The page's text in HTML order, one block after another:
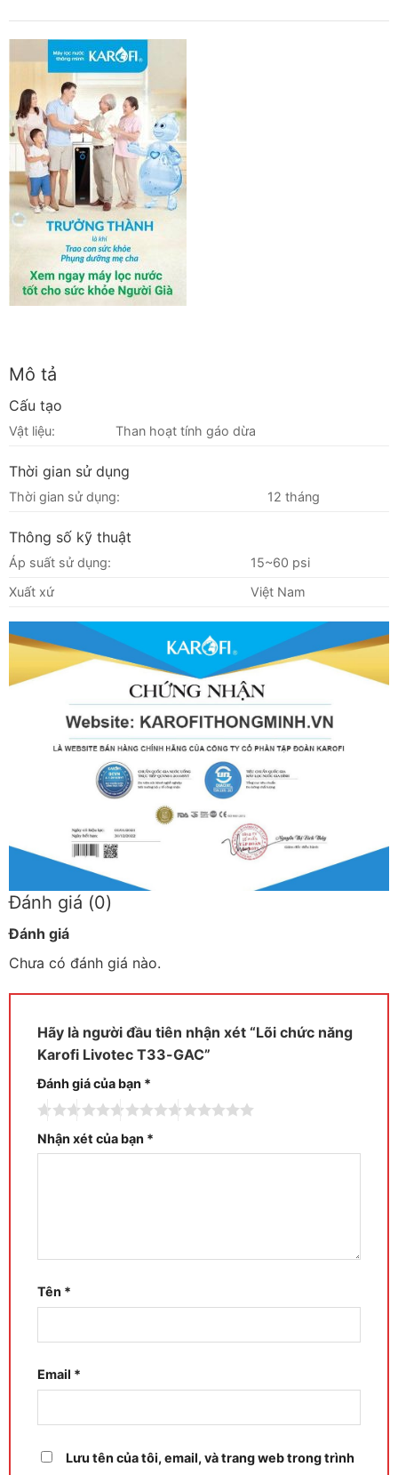
Mô tả
Cấu tạo
Vật liệu: Than hoạt tính gáo dừa
Thời gian sử dụng
Thời gian sử dụng: 12 tháng
Thông số kỹ thuật
Áp suất sử dụng:
15~60 psi
Xuất xứ
Việt Nam
Đánh giá (0)
Đánh giá
Chưa có đánh giá nào.
Hãy là người đầu tiên nhận xét “Lõi chức năng
Karofi Livotec T33-GAC”
Đánh giá của bạn *
Nhận xét của bạn *
Tên *
Email *
Lưu tên của tôi, email, và trang web trong trình